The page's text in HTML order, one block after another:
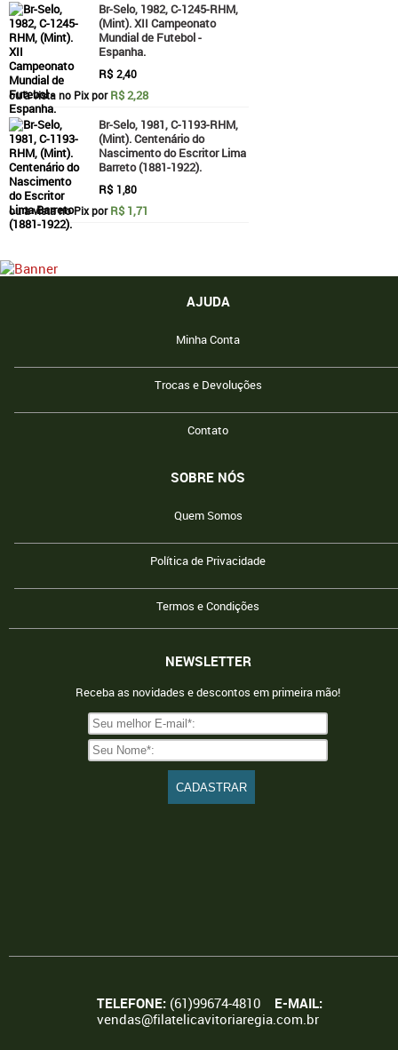
Br-Selo, 1982, C-1245-RHM,
(Mint). XII Campeonato
Mundial de Futebol -
Espanha.
R$ 2,40
ou à vista no Pix porR$ 2,28
Br-Selo, 1981, C-1193-RHM,
(Mint). Centenário do
Nascimento do Escritor Lima
Barreto (1881-1922).
R$ 1,80
ou à vista no Pix porR$ 1,71
AJUDA
Minha Conta
Trocas e Devoluções
Contato
SOBRE NÓS
Quem Somos
Política de Privacidade
Termos e Condições
NEWSLETTER
Receba as novidades e descontos em primeira mão!
TELEFONE: (61)99674-4810
E-MAIL:
vendas@filatelicavitoriaregia.com.br